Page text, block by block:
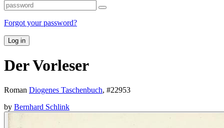
Forgot your password?
Log in
Der Vorleser
Roman Diogenes Taschenbuch, #22953
by Bernhard Schlink